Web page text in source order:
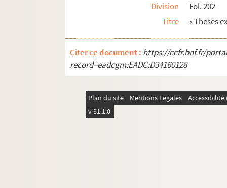
57.. [Titre absent ou non renseigné]
58.. [Titre absent ou non renseigné]
59. Géronimo. Drame en trois actes et en
60. Bossa. Abrégé d'un traité d'arithmétique
61. « Decimus codex. Cursus philosophici
62. « Decimus sextus codex. De
63. « Cours de droit canon sous M. Fossa, à
64. « Cours de droit françois sous M.
Division
Fol. 202
Titre
« Theses
Citer ce document : https://ccfr.bnf.fr/
record=eadcgm:EADC:D34160128
Plan du site Mentions Légales
v 31.1.0